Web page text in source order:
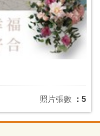
照片張數 ：5